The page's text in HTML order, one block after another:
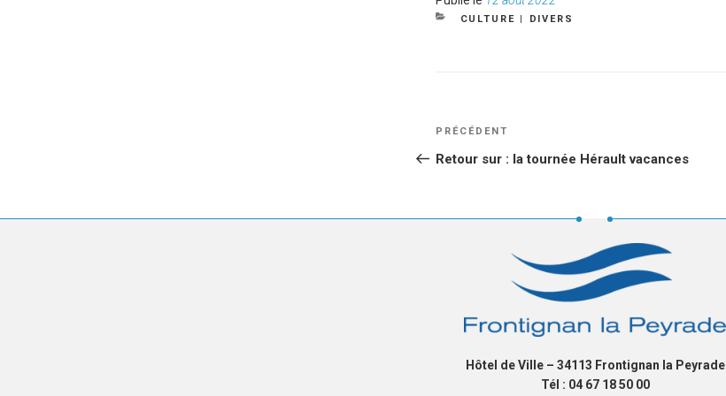
le
CATÉGORIES
CULTURE | DIVERS
NAVIGATION
DE
Article
PRÉCÉDENT
Retour sur : la tournée Hérault vacances
Hôtel de Ville – 34113 Frontignan la Peyrade
Tél : 04 67 18 50 00